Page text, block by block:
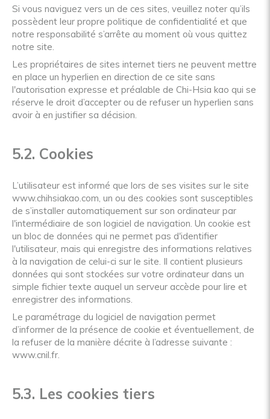
Si vous naviguez vers un de ces sites, veuillez noter qu’ils
possèdent leur propre politique de confidentialité et que
notre responsabilité s’arrête au moment où vous quittez
notre site.
Les propriétaires de sites internet tiers ne peuvent mettre
en place un hyperlien en direction de ce site sans
l'autorisation expresse et préalable de Chi-Hsia kao qui se
réserve le droit d’accepter ou de refuser un hyperlien sans
avoir à en justifier sa décision.
5.2. Cookies
L’utilisateur est informé que lors de ses visites sur le site
www.chihsiakao.com, un ou des cookies sont susceptibles
de s’installer automatiquement sur son ordinateur par
l'intermédiaire de son logiciel de navigation. Un cookie est
un bloc de données qui ne permet pas d'identifier
l'utilisateur, mais qui enregistre des informations relatives
à la navigation de celui-ci sur le site. Il contient plusieurs
données qui sont stockées sur votre ordinateur dans un
simple fichier texte auquel un serveur accède pour lire et
enregistrer des informations.
Le paramétrage du logiciel de navigation permet
d’informer de la présence de cookie et éventuellement, de
la refuser de la manière décrite à l’adresse suivante :
www.cnil.fr.
5.3. Les cookies tiers